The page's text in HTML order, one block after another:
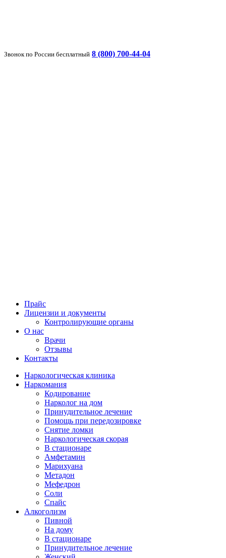
Звонок по России бесплатный 8 (800) 700-44-04
Прайс
Лицензии и документы
Контролирующие органы
О нас
Врачи
Отзывы
Контакты
Наркологическая клиника
Наркомания
Кодирование
Нарколог на дом
Принудительное лечение
Помощь при передозировке
Снятие ломки
Наркологическая скорая
В стационаре
Амфетамин
Марихуана
Метадон
Мефедрон
Соли
Спайс
Алкоголизм
Пивной
На дому
В стационаре
Принудительное лечение